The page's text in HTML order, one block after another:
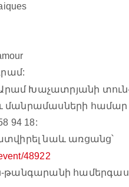
Խաչատրյանի
մանրամասների համար
94 18:
նաև առցանց՝
48922